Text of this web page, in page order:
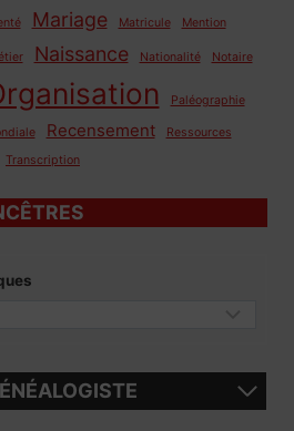
Mariage Matricule Mention
Naissance Nationalité Notaire
Paléographie
Recensement
Ressources
Transcription